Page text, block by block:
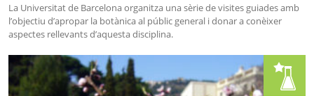
La Universitat de Barcelona organitza una sèrie de visites guiades amb
l’objectiu d’apropar la botànica al públic general i donar a conèixer
aspectes rellevants d’aquesta disciplina.